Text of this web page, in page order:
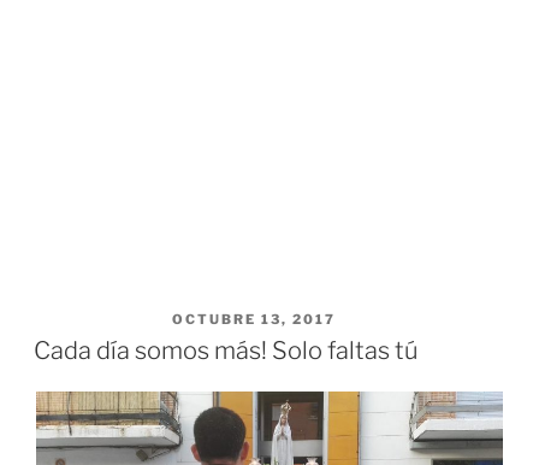
OCTUBRE 13, 2017
Cada día somos más! Solo faltas tú